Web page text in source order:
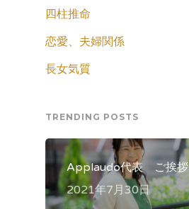
四柱推命
恋愛、夫婦関係
長女気質
TRENDING POSTS
Applaudo代表 ご挨拶
2021年7月30日